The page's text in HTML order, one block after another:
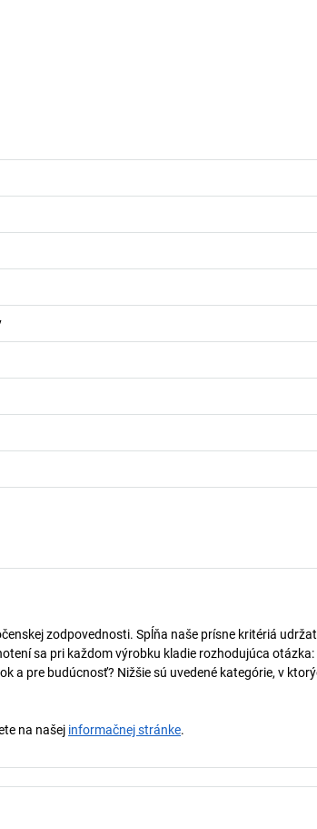
zodpovednosti. Spĺňa naše prísne kritériá
sa pri každom výrobku kladie rozhodujúca otázka:
a pre budúcnosť? Nižšie sú uvedené kategórie, v
na našej informačnej stránke.